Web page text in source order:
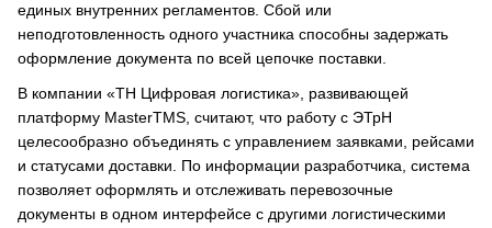
единых внутренних регламентов. Сбой или
неподготовленность одного участника способны задержать
оформление документа по всей цепочке поставки.
В компании «ТН Цифровая логистика», развивающей
платформу MasterTMS, считают, что работу с ЭТрН
целесообразно объединять с управлением заявками, рейсами
и статусами доставки. По информации разработчика, система
позволяет оформлять и отслеживать перевозочные
документы в одном интерфейсе с другими логистическими